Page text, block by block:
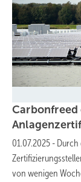
Carbonfreed
01.07.2025 - Durch
von wenigen